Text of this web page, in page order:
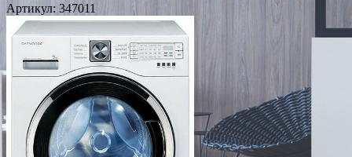
Артикул: 347011